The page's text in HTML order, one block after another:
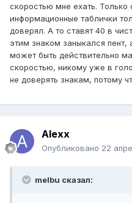
скоростью мне ехать. Только
информационные таблички
доверял. А то ставят 40 в
этим знаком заныкался пент,
может быть действительно
скоростью, никому уже в
не доверять знакам, потому
Alexx
Опубликовано 22
melbu сказал: